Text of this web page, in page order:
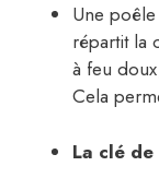
Une
répartit la
à feu
Cela
La clé